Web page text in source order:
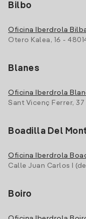
Bilbo
Oficina Iberdrola
Otero Kalea, 16 -
Blanes
Oficina Iberdrola
Sant Vicenç Ferrer, 37
Boadilla Del
Oficina Iberdrola
Calle Juan Carlos I
Boiro